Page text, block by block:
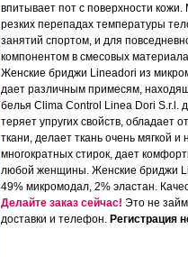
впитывает пот с поверхности кожи.
резких перепадах температуры
занятий спортом, и для
компонентом в смесовых
Женские бриджи Lineadori из
дает различным примесям,
белья Clima Control Linea Dori S.r.l.
теряет упругих свойств, обладает
ткани, делает ткань очень мягкой
многократных стирок, дает
любой женщины. Женские бриджи
49% микромодал, 2% эластан.
Делайте заказ сейчас! Это не
доставки и телефон. Регистрация